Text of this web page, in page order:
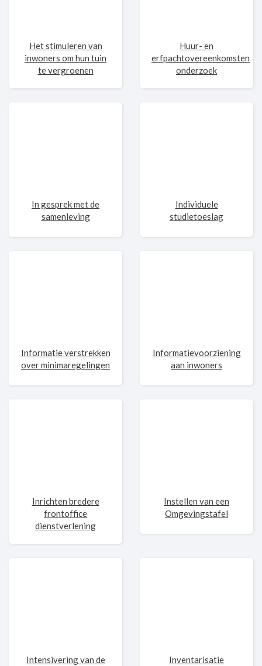
Het stimuleren van
inwoners om hun tuin
te vergroenen
Huur- en
erfpachtovereenkomsten
onderzoek
In gesprek met de
samenleving
Individuele
studietoeslag
Informatie verstrekken
over minimaregelingen
Informatievoorziening
aan inwoners
Inrichten bredere
frontoffice
dienstverlening
Instellen van een
Omgevingstafel
Intensivering van de
Inventarisatie